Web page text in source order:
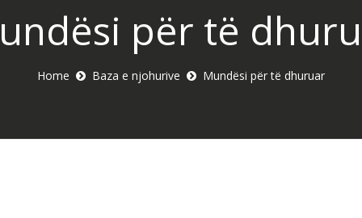
për të
Home Baza e njohurive Mundësi për të dhuruar